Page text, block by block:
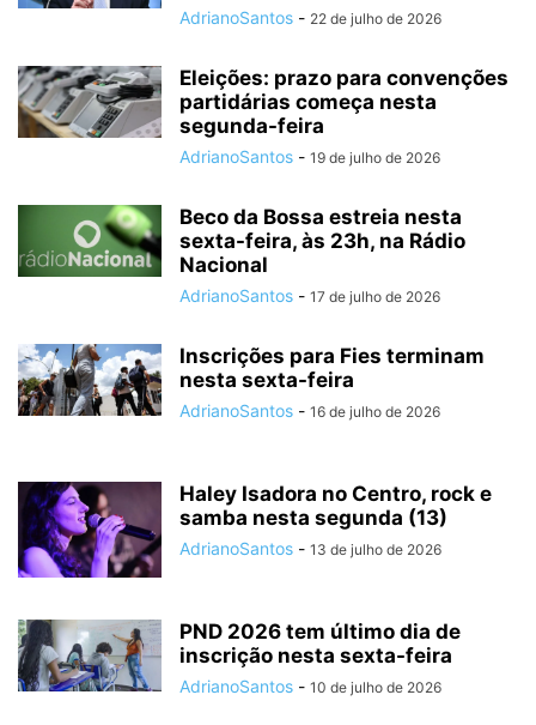
AdrianoSantos - 22 de julho de 2026
Eleições: prazo para convenções
partidárias começa nesta
segunda-feira
AdrianoSantos - 19 de julho de 2026
Beco da Bossa estreia nesta
sexta-feira, às 23h, na Rádio
Nacional
AdrianoSantos - 17 de julho de 2026
Inscrições para Fies terminam
nesta sexta-feira
AdrianoSantos - 16 de julho de 2026
Haley Isadora no Centro, rock e
samba nesta segunda (13)
AdrianoSantos - 13 de julho de 2026
PND 2026 tem último dia de
inscrição nesta sexta-feira
AdrianoSantos - 10 de julho de 2026